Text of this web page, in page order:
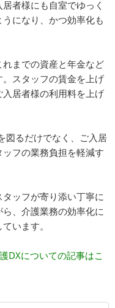
者様にも自室でゆっく
になり、かつ効率化も
までの資産と年金など
スタッフの賃金を上げ
居者様の利用料を上げ
図るだけでなく、ご入居
フの業務負担を軽減す
ッフが寄り添い丁寧に
、介護業務の効率化に
います。
DXについての記事はこ